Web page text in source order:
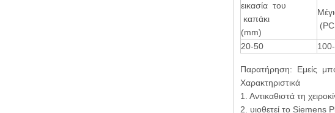
εικασία του
καπάκι
(mm)
20-50
Παρατήρηση: Εμείς
Χαρακτηριστικά
1. Αντικαθιστά τη
2. υιοθετεί το Siemens